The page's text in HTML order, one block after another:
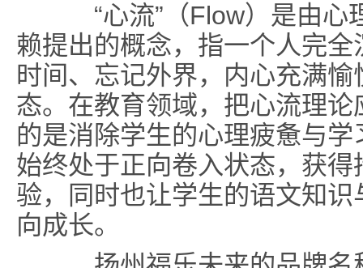
“心流”（Flow）是由心
赖提出的概念，指一个人完
时间、忘记外界，内心充满
态。在教育领域，把心流理
的是消除学生的心理疲惫与
始终处于正向卷入状态，获
验，同时也让学生的语文知
向成长。